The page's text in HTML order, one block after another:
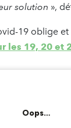
solution »,
19 oblige
les 19, 20 et